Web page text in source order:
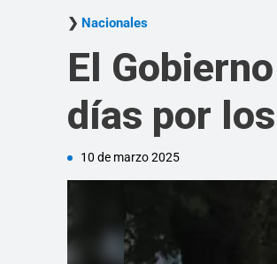
Nacionales
El
días por
10 de marzo 2025